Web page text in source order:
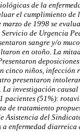
de la
el cumplimiento
de 1998 se
de Urgencia
sangre y/o
en otoño. La
cinco niños,
presentaron
investigación
(51%):
de tratamiento
Asistencia del
enfermedad